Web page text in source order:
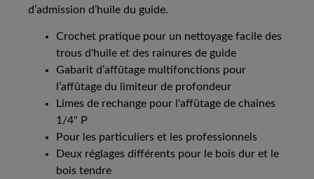
d’admission d’huile du guide.
Crochet pratique pour un nettoyage facile des
trous d'huile et des rainures de guide
Gabarit d’affûtage multifonctions pour
l’affûtage du limiteur de profondeur
Limes de rechange pour l'affûtage de chaînes
1/4" P
Pour les particuliers et les professionnels
Deux réglages différents pour le bois dur et le
bois tendre